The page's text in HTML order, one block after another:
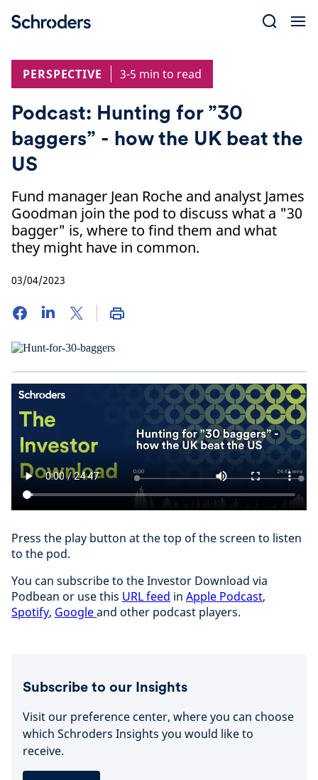
PERSPECTIVE
3-5 min to read
Podcast: Hunting for ”30
baggers” - how the UK beat the
US
Fund manager Jean Roche and analyst James
Goodman join the pod to discuss what a "30
bagger" is, where to find them and what
they might have in common.
03/04/2023
Press the play button at the top of the screen to listen
to the pod.
You can subscribe to the Investor Download via
Podbean or use this URL feed in Apple Podcast,
Spotify, Googleand other podcast players.
Subscribe to our Insights
Visit our preference center, where you can choose
which Schroders Insights you would like to
receive.